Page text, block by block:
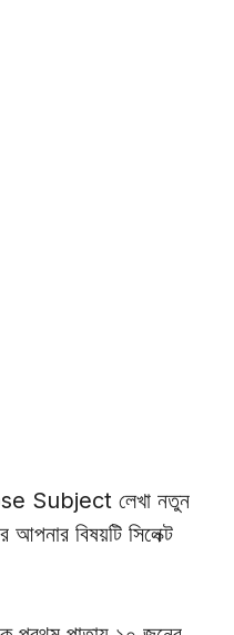
Subject লেখা নতুন
বিষয়টি সিলেক্ট